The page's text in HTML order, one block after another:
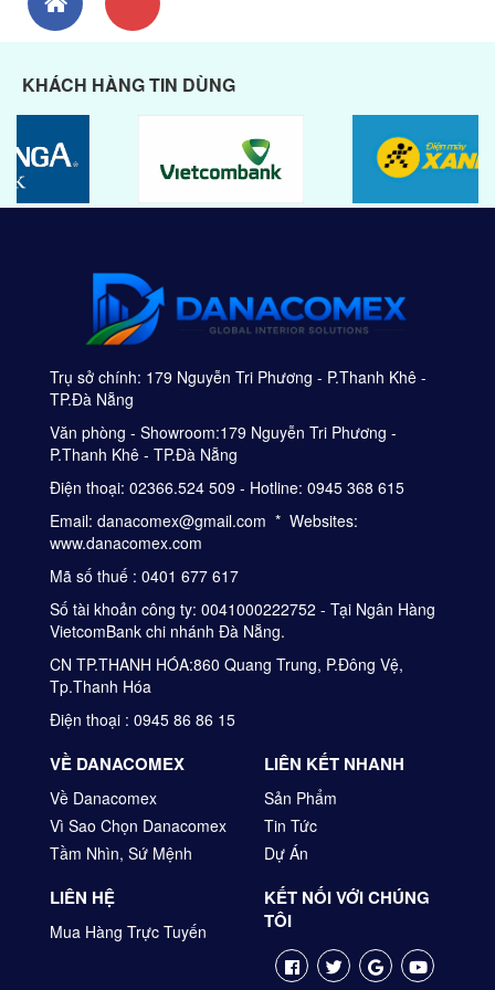
KHÁCH HÀNG TIN DÙNG
Trụ sở chính: 179 Nguyễn Tri Phương - P.Thanh Khê -
TP.Đà Nẵng
Văn phòng - Showroom:179 Nguyễn Tri Phương -
P.Thanh Khê - TP.Đà Nẵng
Điện thoại: 02366.524 509 - Hotline: 0945 368 615
Email: danacomex@gmail.com * Websites:
www.danacomex.com
Mã số thuế : 0401 677 617
Số tài khoản công ty: 0041000222752 - Tại Ngân Hàng
VietcomBank chi nhánh Đà Nẵng.
CN TP.THANH HÓA:860 Quang Trung, P.Đông Vệ,
Tp.Thanh Hóa
Điện thoại : 0945 86 86 15
VỀ DANACOMEX
Về Danacomex
Vì Sao Chọn Danacomex
Tầm Nhìn, Sứ Mệnh
LIÊN HỆ
Mua Hàng Trực Tuyến
LIÊN KẾT NHANH
Sản Phẩm
Tin Tức
Dự Án
KẾT NỐI VỚI CHÚNG
TÔI